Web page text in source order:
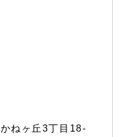
ねヶ丘3丁目18-